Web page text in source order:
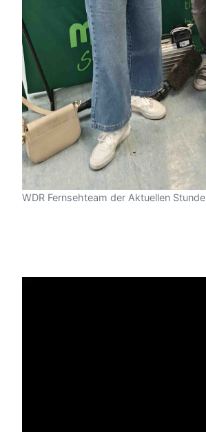
WDR Fernsehteam der Aktuellen Stunde